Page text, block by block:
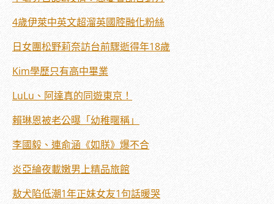
4歲伊萊中英文超溜英國腔融化粉絲
日女團松野莉奈訪台前驟逝得年18歲
Kim學歷只有高中畢業
LuLu、阿達真的同遊東京！
賴琳恩被老公曝「幼稚暱稱」
李國毅、連俞涵《如朕》爆不合
炎亞綸夜載嫩男上精品旅館
敖犬陷低潮1年正妹女友1句話暖哭